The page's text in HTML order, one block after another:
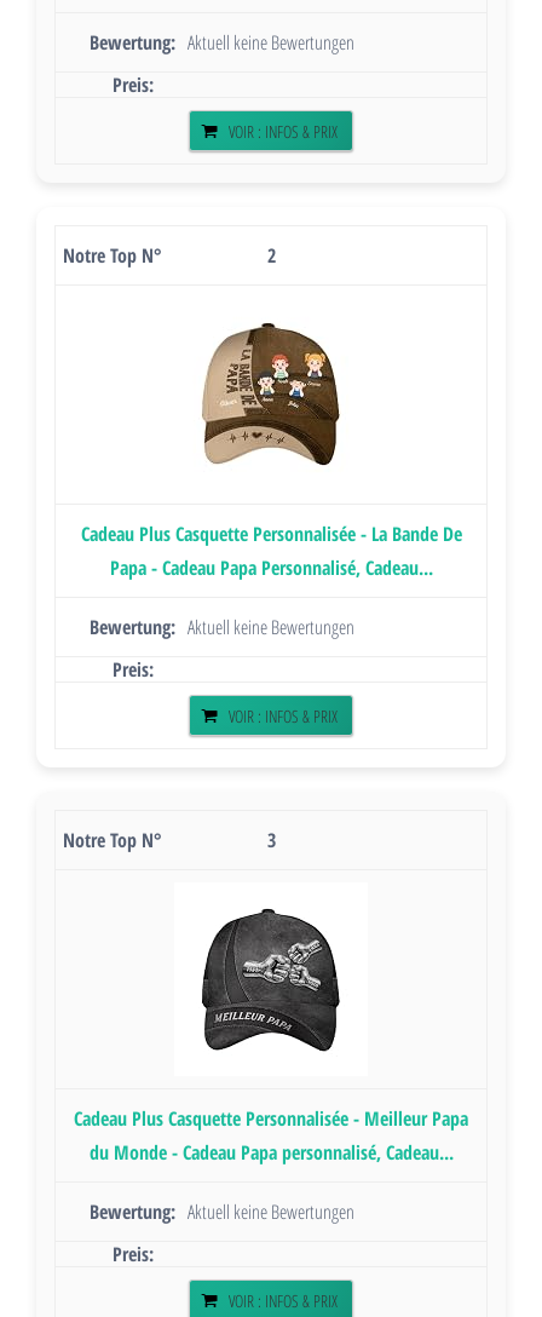
Aktuell keine Bewertungen
VOIR : INFOS & PRIX
2
Cadeau Plus Casquette Personnalisée - La Bande De
Papa - Cadeau Papa Personnalisé, Cadeau...
Aktuell keine Bewertungen
VOIR : INFOS & PRIX
3
Cadeau Plus Casquette Personnalisée - Meilleur Papa
du Monde - Cadeau Papa personnalisé, Cadeau...
Aktuell keine Bewertungen
VOIR : INFOS & PRIX